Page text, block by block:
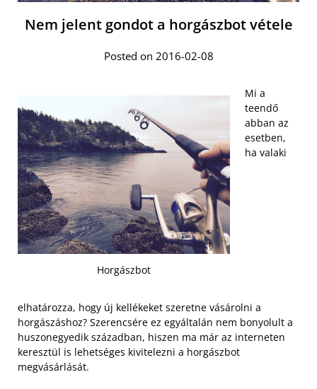
Nem jelent gondot a horgászbot vétele
Posted on 2016-02-08
Horgászbot
Mi a
teendő
abban az
esetben,
ha valaki
elhatározza, hogy új kellékeket szeretne vásárolni a
horgászáshoz? Szerencsére ez egyáltalán nem bonyolult a
huszonegyedik században, hiszen ma már az interneten
keresztül is lehetséges kivitelezni a horgászbot
megvásárlását.